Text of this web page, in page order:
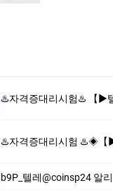
♨️자격증대리시험♨️ 【▶텔레♥:+8210-7941-
♨️자격증대리시험 ♨️◈【▶텔레♥:+8210-7941-
b9P_텔레@coinsp24 알